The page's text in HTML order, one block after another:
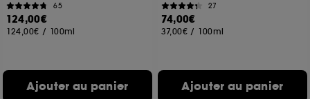
65
124,00€
124,00€ / 100ml
Ajouter au panier
27
74,00€
37,00€ / 100ml
Ajouter au panier